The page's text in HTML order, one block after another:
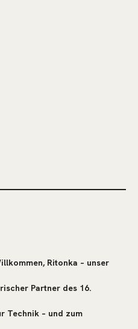
Ritonka – unser
Partner des 16.
Technik – und zum